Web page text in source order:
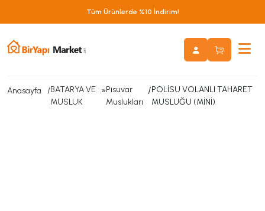
Tüm Ürünlerde %10 İndirim!
Anasayfa
BATARYA VE
MUSLUK
»Pisuvar
Muslukları
/POLİSU VOLANLI TAHARET
MUSLUĞU (MİNİ)